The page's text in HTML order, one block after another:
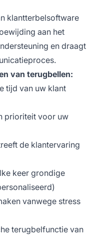
klantterbelsoftware
aan het
en draagt
van terugbellen:
tijd van uw klant
prioriteit voor uw
de klantervaring
keer grondige
vanwege stress
terugbelfunctie van